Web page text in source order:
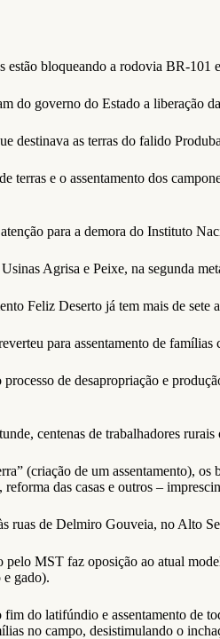
estão bloqueando a rodovia BR-
do governo do Estado a liberação
destinava as terras do falido
terras e o assentamento dos
para a demora do Instituto
Agrisa e Peixe, na segunda
Feliz Deserto já tem mais de
para assentamento de
de desapropriação e
centenas de trabalhadores
(criação de um assentamento),
reforma das casas e outros –
ruas de Delmiro Gouveia, no Alto
pelo MST faz oposição ao atual
e gado).
do latifúndio e assentamento de
no campo, desistimulando o